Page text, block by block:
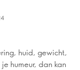
huid, gewicht,
humeur, dan kan